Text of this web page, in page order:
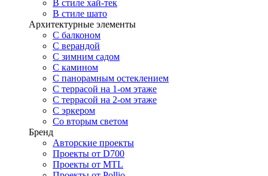
В стиле хай-тек
В стиле шато
Архитектурные элементы
С балконом
С верандой
С зимним садом
С камином
С панорамным остеклением
С террасой на 1-ом этаже
С террасой на 2-ом этаже
С эркером
Со вторым светом
Бренд
Авторские проекты
Проекты от D700
Проекты от MTL